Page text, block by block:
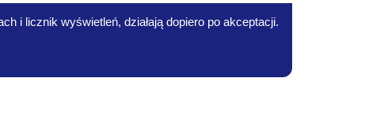
i licznik wyświetleń, działają dopiero po akceptacji.